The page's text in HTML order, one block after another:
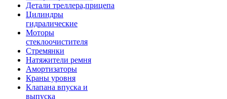
Детали треллера,прицепа
Цилиндры
гидралические
Моторы
стеклоочистителя
Стремянки
Натяжители ремня
Амортизаторы
Краны уровня
Клапана впуска и
выпуска